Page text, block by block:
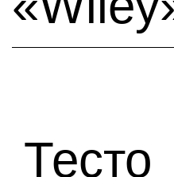
Тесто